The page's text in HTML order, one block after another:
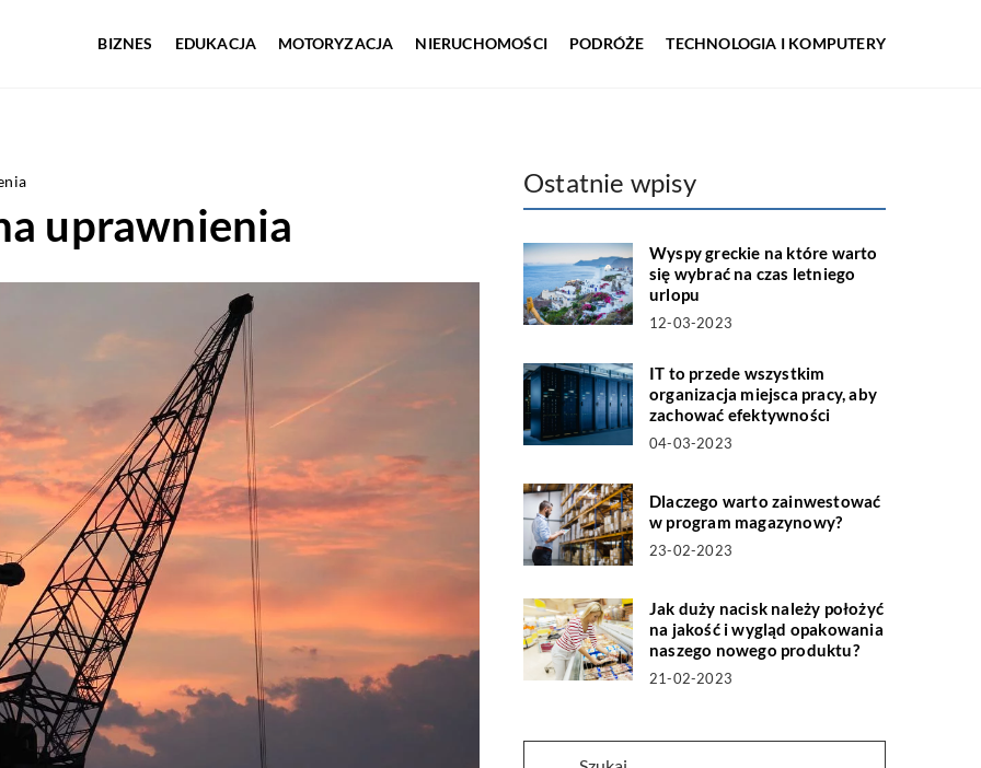
BIZNES EDUKACJA MOTORYZACJA NIERUCHOMOŚCI PODRÓŻE TECHNOLOGIA I KOMPUTERY
uprawnienia
Ostatnie wpisy
Wyspy greckie na które warto
się wybrać na czas letniego
urlopu
12-03-2023
IT to przede wszystkim
organizacja miejsca pracy, aby
zachować efektywności
04-03-2023
Dlaczego warto zainwestować
w program magazynowy?
23-02-2023
Jak duży nacisk należy położyć
na jakość i wygląd opakowania
naszego nowego produktu?
21-02-2023